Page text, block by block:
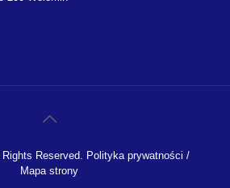
Reserved. Polityka prywatności /
Mapa strony